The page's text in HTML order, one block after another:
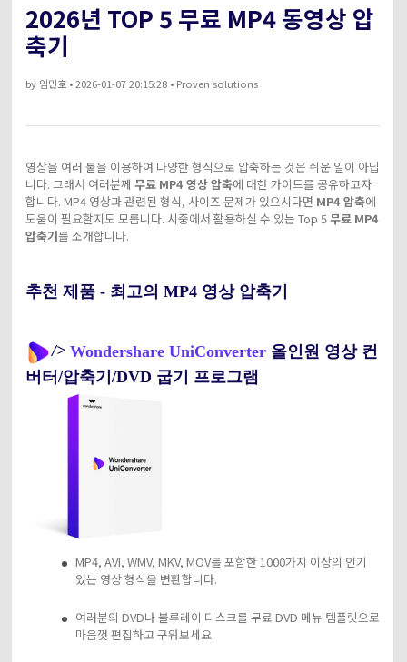
DVD / CD 사용자
소셜 미디어 사용자
크리에이티브 디자인
카메라 사용자
무비 사용자
지원되는 형식, 장치 및 GPU의 전체 목록.
새로운 정보
UniConverter 각 버전의 최신 업데이트 정보를 알아보세요.
2026년 TOP 5 무료 MP4 동영상 압
축기
by임민호• 2026-01-07 20:15:28 • Proven solutions
영상을 여러 툴을 이용하여 다양한 형식으로 압축하는 것은 쉬운 일이 아닙
니다. 그래서 여러분께 무료 MP4 영상 압축에 대한 가이드를 공유하고자
합니다. MP4 영상과 관련된 형식, 사이즈 문제가 있으시다면 MP4 압축에
도움이 필요할지도 모릅니다. 시중에서 활용하실 수 있는 Top 5무료 MP4
압축기를 소개합니다.
추천 제품 - 최고의 MP4 영상 압축기
/> Wondershare UniConverter올인원 영상 컨
버터/압축기/DVD 굽기 프로그램
MP4, AVI, WMV, MKV, MOV를 포함한 1000가지 이상의 인기
있는 영상 형식을 변환합니다.
여러분의 DVD나 블루레이 디스크를 무료 DVD 메뉴 템플릿으로
마음껏 편집하고 구워보세요.